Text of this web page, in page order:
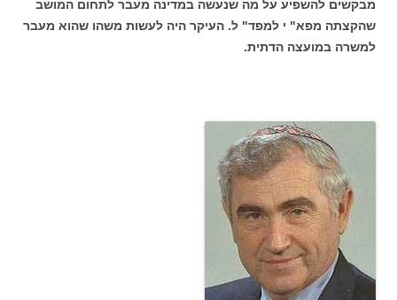
מבקשים להשפיע על מה שנעשה במדינה מעבר לתחום המושב
שהקצתה מפא" י למפד" ל. העיקר היה לעשות משהו שהוא מעבר
למשרה במועצה הדתית.